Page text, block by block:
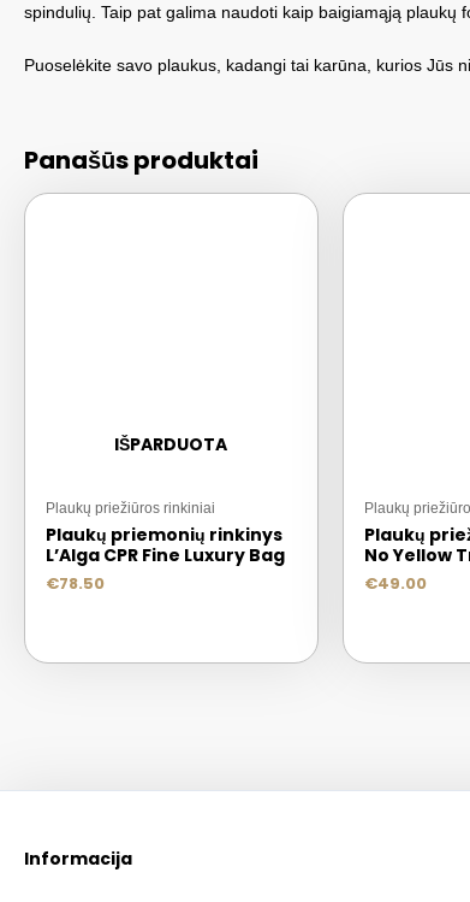
spindulių. Taip pat galima naudoti kaip baigiamąją plaukų
Puoselėkite savo plaukus, kadangi tai karūna, kurios Jūs
Panašūs produktai
IŠPARDUOTA
Plaukų priežiūros rinkiniai
Plaukų priemonių rinkinys
L’Alga CPR Fine Luxury Bag
€78.50
Plaukų
Plaukų
No Yellow
€49.00
Informacija